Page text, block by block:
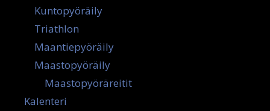
Kuntopyöräily
Triathlon
Maantiepyöräily
Maastopyöräily
Maastopyöräreitit
Kalenteri